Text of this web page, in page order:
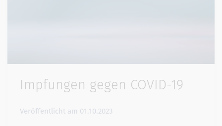
Impfungen gegen COVID-19
Veröffentlicht am 01.10.2023